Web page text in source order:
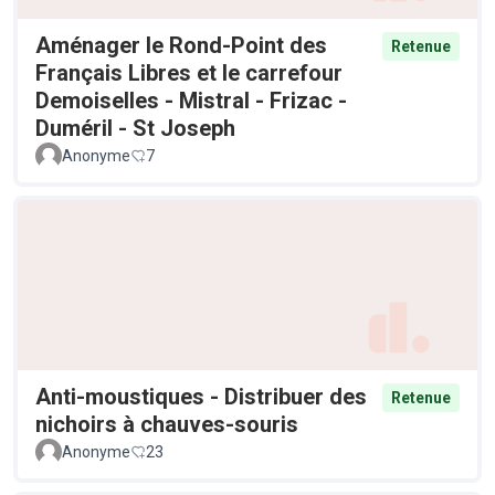
Aménager le Rond-Point des
Français Libres et le carrefour
Demoiselles - Mistral - Frizac -
Duméril - St Joseph
Retenue
Anonyme 7
Anti-moustiques - Distribuer des
nichoirs à chauves-souris
Retenue
Anonyme 23